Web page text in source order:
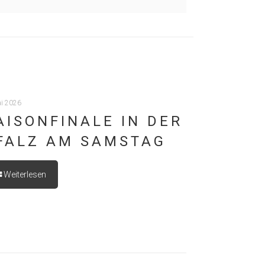
2026
IN DER
AM SAMSTAG
Weiterlesen